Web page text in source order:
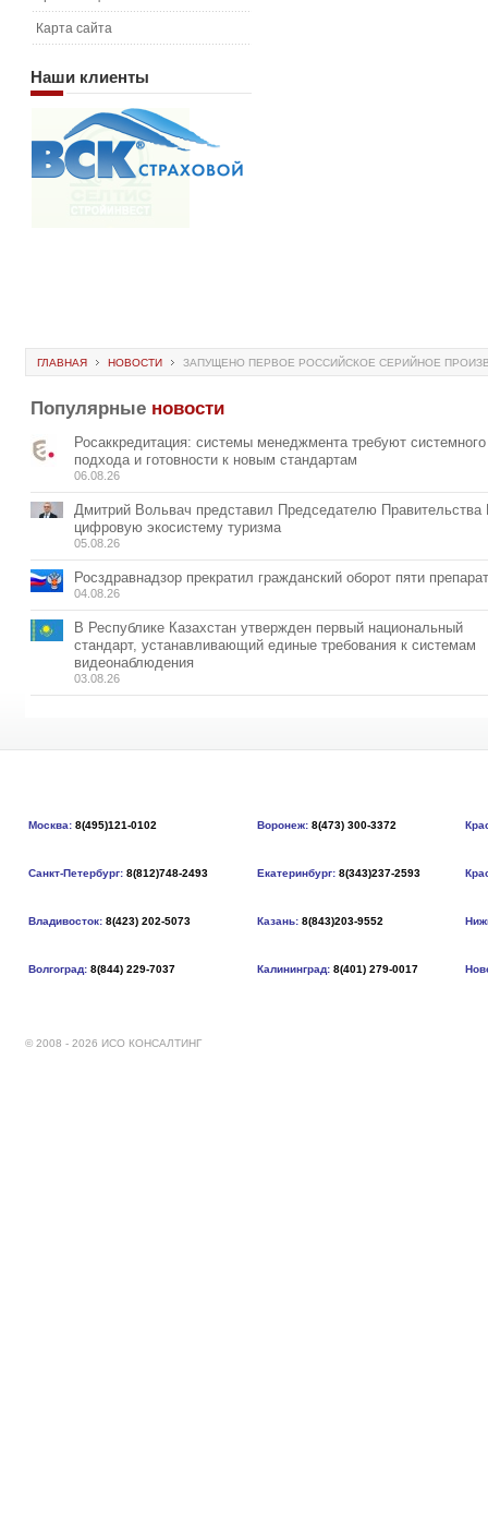
Карта сайта
Наши клиенты
ГЛАВНАЯ НОВОСТИ ЗАПУЩЕНО ПЕРВОЕ РОССИЙСКОЕ СЕРИЙНОЕ
Популярные новости
Росаккредитация: системы менеджмента требуют системного
подхода и готовности к новым стандартам
06.08.26
Дмитрий Вольвач представил Председателю
цифровую экосистему туризма
05.08.26
Росздравнадзор прекратил гражданский оборот пяти
04.08.26
В Республике Казахстан утвержден первый национальный
стандарт, устанавливающий единые требования к системам
видеонаблюдения
03.08.26
Москва: 8(495)121-0102 Воронеж: 8(473) 300-3372
Санкт-Петербург: 8(812)748-2493 Екатеринбург: 8(343)237-2593
Владивосток: 8(423) 202-5073 Казань: 8(843)203-9552
Волгоград: 8(844) 229-7037 Калининград: 8(401) 279-0017
© 2008 - 2026 ИСО КОНСАЛТИНГ